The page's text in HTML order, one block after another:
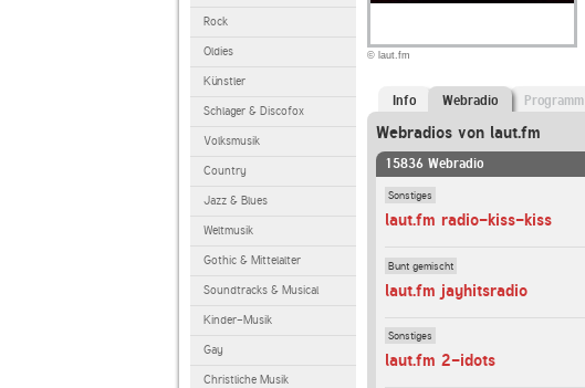
Rock
Oldies
Künstler
Schlager & Discofox
Volksmusik
Country
Jazz & Blues
Weltmusik
Gothic & Mittelalter
Soundtracks & Musical
Kinder-Musik
Gay
Christliche Musik
© laut.fm
Info Webradio Programm
Webradios von laut.fm
15836 Webradio
Sonstiges
laut.fm radio-kiss-kiss
Bunt gemischt
laut.fm jayhitsradio
Sonstiges
laut.fm 2-idots